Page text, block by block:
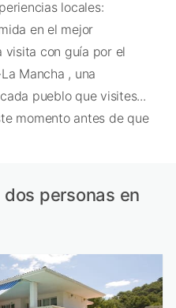
locales:
en el mejor
visita con guía por el
Mancha , una
pueblo que visites...
momento antes de que
personas en